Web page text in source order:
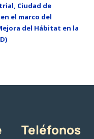
Ciudad de
el marco del
del Hábitat en la
Teléfonos